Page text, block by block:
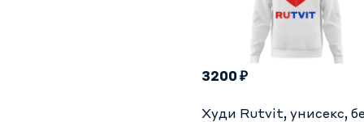
3200 ₽
Худи Rutvit, унисекс,